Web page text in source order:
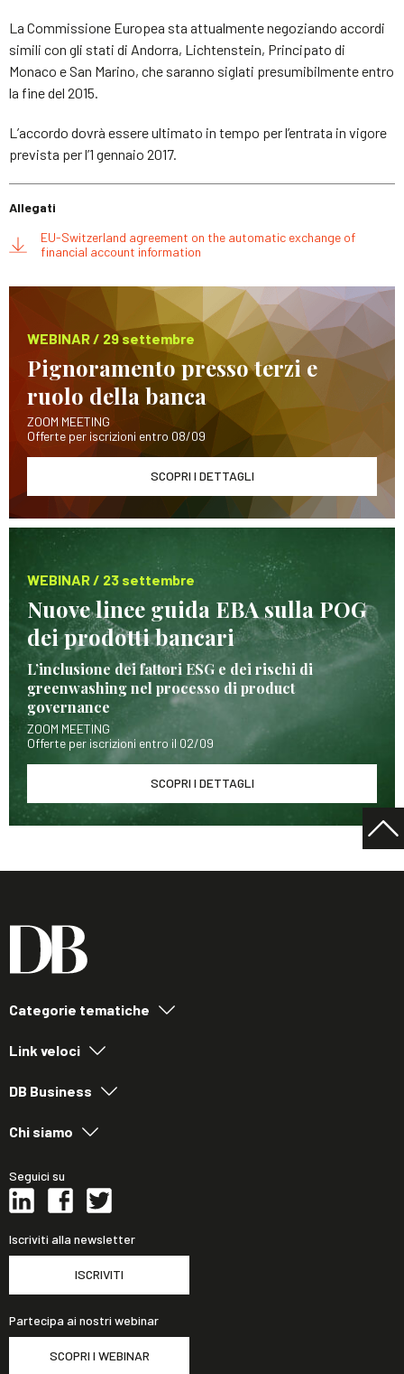
La Commissione Europea sta attualmente negoziando accordi
simili con gli stati di Andorra, Lichtenstein, Principato di
Monaco e San Marino, che saranno siglati presumibilmente entro
la fine del 2015.
L’accordo dovrà essere ultimato in tempo per l’entrata in vigore
prevista per l’1 gennaio 2017.
Allegati
EU-Switzerland agreement on the automatic exchange of
financial account information
WEBINAR / 29 settembre
Pignoramento presso terzi e
ruolo della banca
ZOOM MEETING
Offerte per iscrizioni entro 08/09
SCOPRI I DETTAGLI
WEBINAR / 23 settembre
Nuove linee guida EBA sulla POG
dei prodotti bancari
L’inclusione dei fattori ESG e dei rischi di
greenwashing nel processo di product
governance
ZOOM MEETING
Offerte per iscrizioni entro il 02/09
SCOPRI I DETTAGLI
Categorie tematiche
Link veloci
DB Business
Chi siamo
Seguici su
Iscriviti alla newsletter
ISCRIVITI
Partecipa ai nostri webinar
SCOPRI I WEBINAR